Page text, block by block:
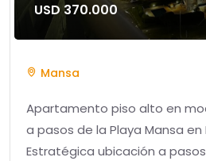
USD 370.000
Mansa
Apartamento piso alto en
a pasos de la Playa Mansa en
Estratégica ubicación a pasos